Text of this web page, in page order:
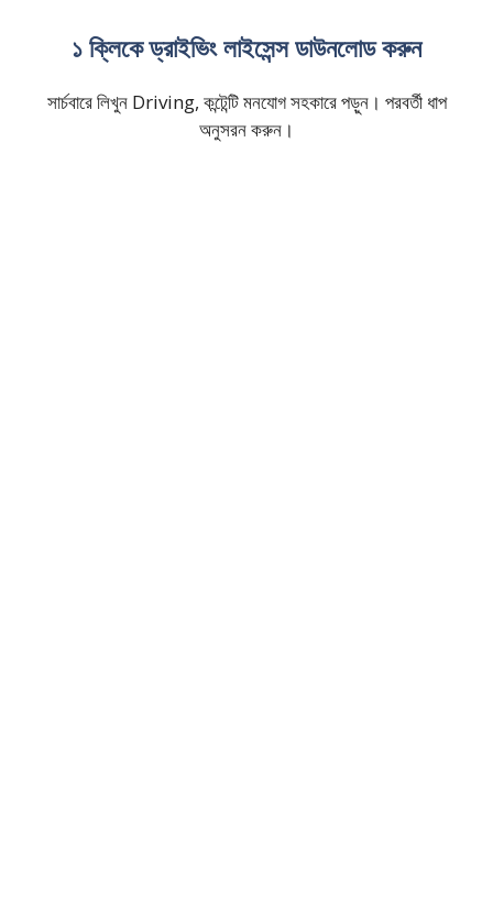
১ ক্লিকে ড্রাইভিং লাইসেন্স ডাউনলোড করুন
সার্চবারে লিখুন Driving, কন্টেন্টি মনযোগ সহকারে পড়ুন। পরবর্তী ধাপ
অনুসরন করুন।